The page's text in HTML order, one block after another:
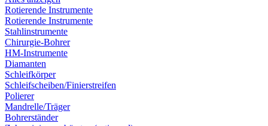
Rotierende Instrumente
Rotierende Instrumente
Stahlinstrumente
Chirurgie-Bohrer
HM-Instrumente
Diamanten
Schleifkörper
Schleifscheiben/Finierstreifen
Polierer
Mandrelle/Träger
Bohrerständer